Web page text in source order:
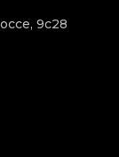
9с28